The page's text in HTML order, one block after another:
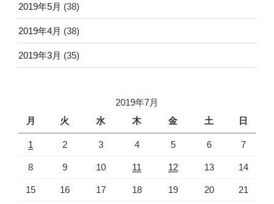
2019年5月 (38)
2019年4月 (38)
2019年3月 (35)
2019年7月
月
火 水 木 金 土 日
1 2 3 4 5 6 7
8 9 10 11 12 13 14
15 16 17 18 19 20 21